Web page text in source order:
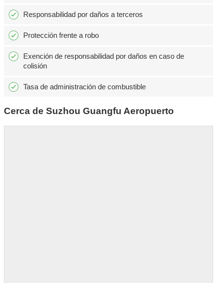
Responsabilidad por daños a terceros
Protección frente a robo
Exención de responsabilidad por daños en caso de
colisión
Tasa de administración de combustible
Cerca de Suzhou Guangfu Aeropuerto